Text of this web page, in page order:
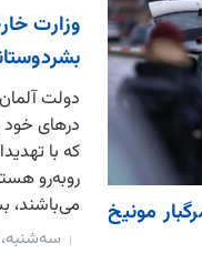
مونیخ
وزارت
دولت
درهای خود
که با
روبه‌رو
می‌باشند،
سه‌شنبه، ۴ شهریور، ۱۴۰۴